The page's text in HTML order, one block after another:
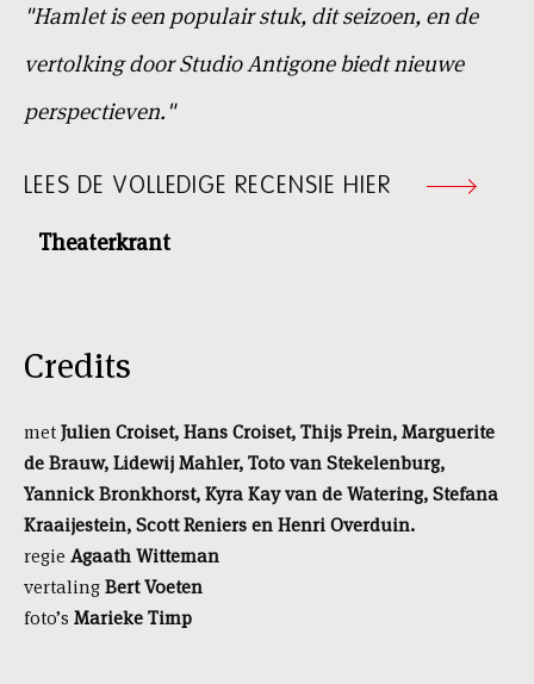
Theaterkrant
"Hamlet is een populair stuk, dit seizoen, en de
vertolking door Studio Antigone biedt nieuwe
perspectieven."
LEES DE VOLLEDIGE RECENSIE HIER
Credits
metJulien Croiset, Hans Croiset, Thijs Prein, Marguerite
de Brauw, Lidewij Mahler, Toto van Stekelenburg,
Yannick Bronkhorst, Kyra Kay van de Watering, Stefana
Kraaijestein, Scott Reniers en Henri Overduin.
regie Agaath Witteman
vertalingBert Voeten
foto’s Marieke Timp